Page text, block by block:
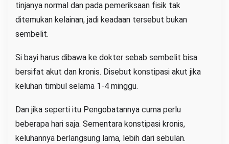
tinjanya normal dan pada pemeriksaan fisik tak
ditemukan kelainan, jadi keadaan tersebut bukan
sembelit.
Si bayi harus dibawa ke dokter sebab sembelit bisa
bersifat akut dan kronis. Disebut konstipasi akut jika
keluhan timbul selama 1-4 minggu.
Dan jika seperti itu Pengobatannya cuma perlu
beberapa hari saja. Sementara konstipasi kronis,
keluhannya berlangsung lama, lebih dari sebulan.